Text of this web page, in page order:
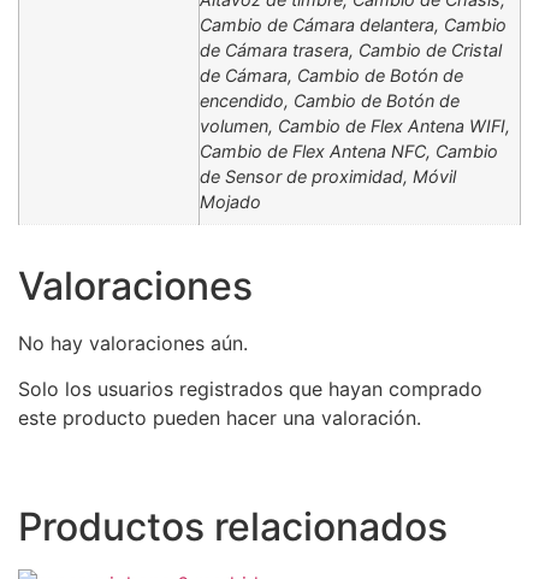
Cambio de Cámara delantera, Cambio
de Cámara trasera, Cambio de Cristal
de Cámara, Cambio de Botón de
encendido, Cambio de Botón de
volumen, Cambio de Flex Antena WIFI,
Cambio de Flex Antena NFC, Cambio
de Sensor de proximidad, Móvil
Mojado
Valoraciones
No hay valoraciones aún.
Solo los usuarios registrados que hayan comprado
este producto pueden hacer una valoración.
Productos relacionados